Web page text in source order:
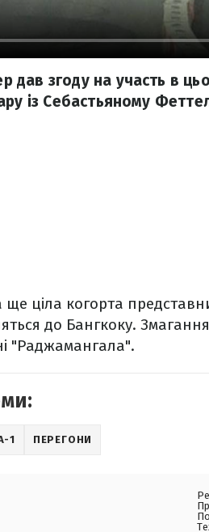
дав згоду на участь в
із Себастьяному
ще ціла когорта
до Бангкоку.
"Раджамангала".
1 ПЕРЕГОНИ